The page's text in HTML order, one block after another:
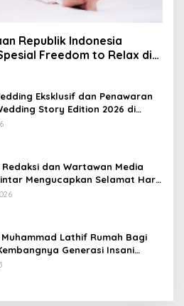
Republik Indonesia
Freedom to Relax di
Randu
Eksklusif dan Penawaran
Story Edition 2026 di
Lampung
Redaksi dan Wartawan Media
Mengucapkan Selamat Hari
Fitri 1447 Hijriyah / 2026 M
Lathif Rumah Bagi
Generasi Insani
Berkarakter